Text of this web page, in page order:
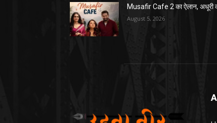
Musafir Cafe 2 का ऐलान, अधूरी
August 5, 2026